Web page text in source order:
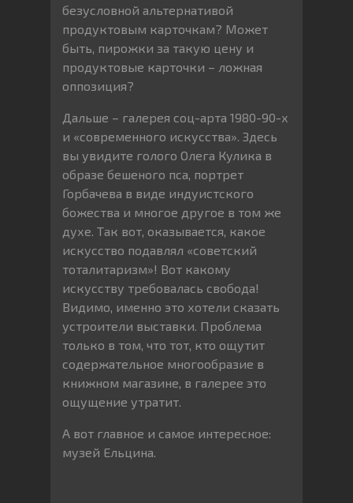
безусловной альтернативой
продуктовым карточкам? Может
быть, пирожки за такую цену и
продуктовые карточки – ложная
оппозиция?
Дальше – галерея соц-арта 1980-90-х
и «современного искусства». Здесь
вы увидите голого Олега Кулика в
образе бешеного пса, портрет
Горбачева в виде индуистского
божества и многое другое в том же
духе. Так вот, оказывается, какое
искусство подавлял «советский
тоталитаризм»! Вот какому
искусству требовалась свобода!
Видимо, именно это хотели сказать
устроители выставки. Проблема
только в том, что тот, кто ощутит
содержательное многообразие в
книжном магазине, в галерее это
ощущение утратит.
А вот главное и самое интересное:
музей Ельцина.